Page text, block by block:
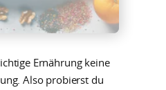
Ernährung keine
Also probierst du